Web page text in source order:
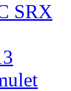
SRX